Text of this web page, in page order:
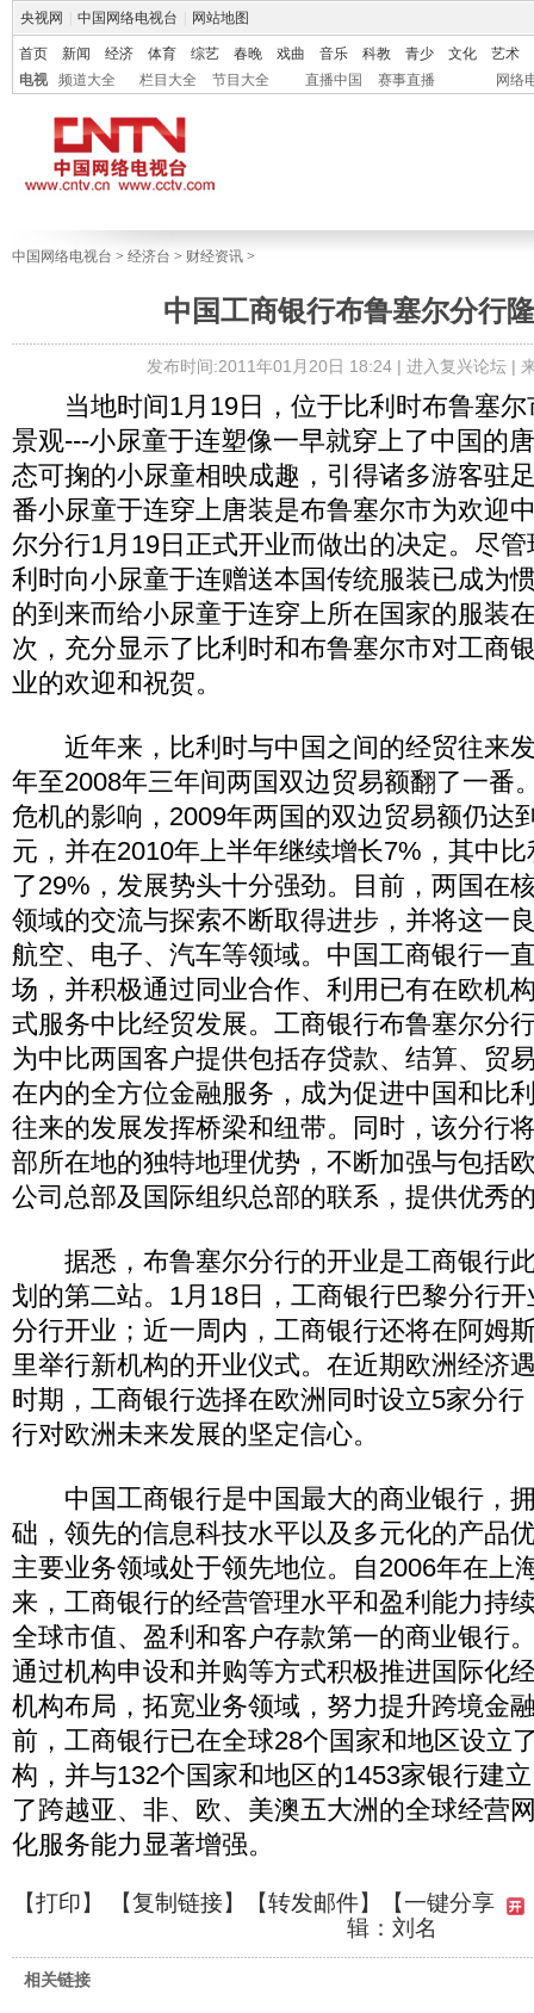
央视网 中国网络电视台 网站地图
首页 新闻 经济 体育 综艺 春晚 戏曲 音乐 科教 青少 文化
艺术
电视
频道大全 栏目大全 节目大全 直播中国 赛事直播 网络
中国网络电视台 > 经济台 > 财经资讯 >
中国工商银行布鲁塞尔分行
发布时间:2011年01月20日 18:24 | 进入复兴论坛|
当地时间1月19日，位于比利时布鲁塞尔
景观---小尿童于连塑像一早就穿上了中国的
态可掬的小尿童相映成趣，引得诸多游客驻
番小尿童于连穿上唐装是布鲁塞尔市为欢迎
尔分行1月19日正式开业而做出的决定。尽
利时向小尿童于连赠送本国传统服装已成为
的到来而给小尿童于连穿上所在国家的服装
次，充分显示了比利时和布鲁塞尔市对工商
业的欢迎和祝贺。
近年来，比利时与中国之间的经贸往来
年至2008年三年间两国双边贸易额翻了一番
危机的影响，2009年两国的双边贸易额仍达
元，并在2010年上半年继续增长7%，其中
了29%，发展势头十分强劲。目前，两国在
领域的交流与探索不断取得进步，并将这一
航空、电子、汽车等领域。中国工商银行一
场，并积极通过同业合作、利用已有在欧机
式服务中比经贸发展。工商银行布鲁塞尔分
为中比两国客户提供包括存贷款、结算、贸
在内的全方位金融服务，成为促进中国和比
往来的发展发挥桥梁和纽带。同时，该分行
部所在地的独特地理优势，不断加强与包括
公司总部及国际组织总部的联系，提供优秀
据悉，布鲁塞尔分行的开业是工商银行
划的第二站。1月18日，工商银行巴黎分行
分行开业；近一周内，工商银行还将在阿姆
里举行新机构的开业仪式。在近期欧洲经济
时期，工商银行选择在欧洲同时设立5家分
行对欧洲未来发展的坚定信心。
中国工商银行是中国最大的商业银行，
础，领先的信息科技水平以及多元化的产品
主要业务领域处于领先地位。自2006年在上
来，工商银行的经营管理水平和盈利能力持
全球市值、盈利和客户存款第一的商业银行
通过机构申设和并购等方式积极推进国际化
机构布局，拓宽业务领域，努力提升跨境金
前，工商银行已在全球28个国家和地区设立
构，并与132个国家和地区的1453家银行建
了跨越亚、非、欧、美澳五大洲的全球经营
化服务能力显著增强。
【打印】 【复制链接】【转发邮件】
【一键分享
辑：刘名
相关链接